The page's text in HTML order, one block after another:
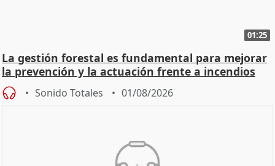
01:25
La gestión forestal es fundamental para mejorar
la prevención y la actuación frente a incendios
Sonido Totales 01/08/2026